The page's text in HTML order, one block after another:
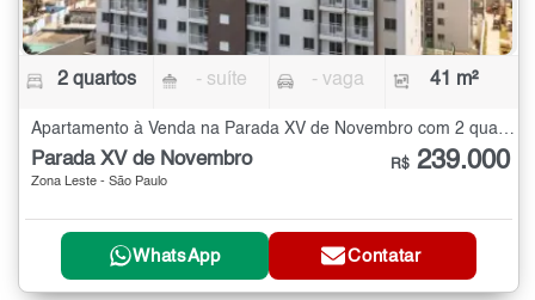
2 quartos - suíte - vaga 41 m²
Apartamento à Venda na Parada XV de Novembro com 2 quartos - 41 m²
Parada XV de Novembro
Zona Leste - São Paulo
R$ 239.000
WhatsApp Contatar